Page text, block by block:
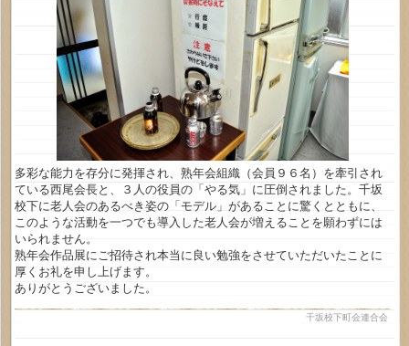
多彩な能力を存分に発揮され、熟年会組織（会員９６名）を牽引され
ている西尾会長と、３人の役員の「やる気」に圧倒されました。千坂
校下に老人会のあるべき姿の「モデル」があることに驚くとともに、
このような活動を一つでも導入した老人会が増えることを願わずには
いられません。
熟年会作品展にご招待され本当に良い勉強をさせていただいたことに
厚くお礼を申し上げます。
ありがとうございました。
千坂校下町会連合会